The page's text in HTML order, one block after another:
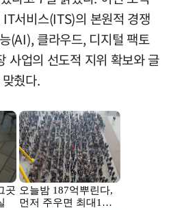
서비스(ITS)의 본원적 경쟁
(AI), 클라우드, 디지털 팩토
사업의 선도적 지위 확보와 글
췄다.